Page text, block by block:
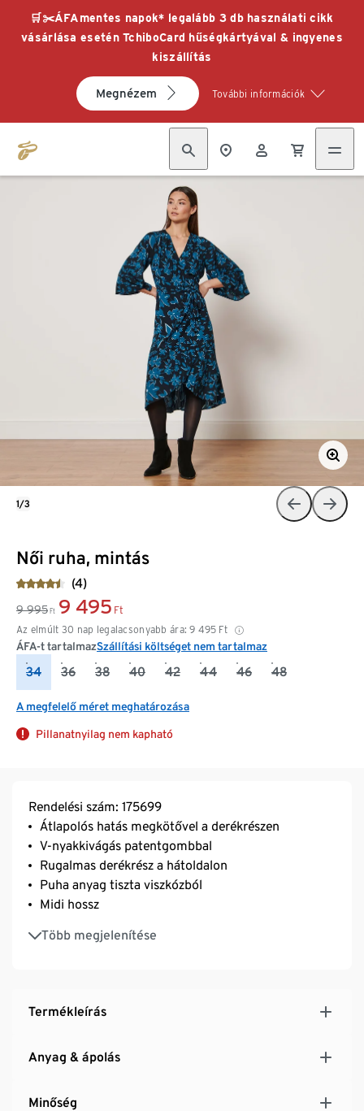
🛒✂️ÁFAmentes napok* legalább 3 db használati cikk
vásárlása esetén TchiboCard hűségkártyával & ingyenes
kiszállítás
Megnézem További információk
Női ruha, mintás
(4)
9 995 Ft 9 495 Ft
Az elmúlt 30 nap legalacsonyabb ára: 9 495 Ft
ÁFA-t tartalmazSzállítási költséget nem tartalmaz
34 36 38 40 42 44 46 48
A megfelelő méret meghatározása
Pillanatnyilag nem kapható
1/3
Rendelési szám: 175699
Átlapolós hatás megkötővel a derékrészen
V-nyakkivágás patentgombbal
Rugalmas derékrész a hátoldalon
Puha anyag tiszta viszkózból
Midi hossz
Több megjelenítése
A vállnál enyhén húzott
Fire & Glory márkájú termék
Termékleírás
Anyag & ápolás
Minőség